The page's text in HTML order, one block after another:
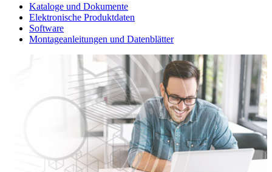
Kataloge und Dokumente
Elektronische Produktdaten
Software
Montageanleitungen und Datenblätter